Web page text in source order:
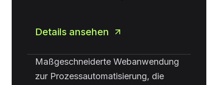
Details ansehen
Maßgeschneiderte Webanwendung
zur Prozessautomatisierung, die